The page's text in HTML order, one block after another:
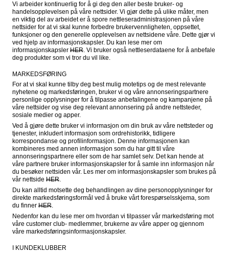
Vi arbeider kontinuerlig for å gi deg den aller beste bruker- og
handelsopplevelsen på våre nettsider. Vi gjør dette på ulike måter, men
en viktig del av arbeidet er å spore nettleseradministrasjonen på våre
nettsider for at vi skal kunne forbedre brukervennligheten, oppsettet,
funksjoner og den generelle opplevelsen av nettsidene våre. Dette gjør vi
ved hjelp av informasjonskapsler. Du kan lese mer om
informasjonskapsler HER. Vi bruker også nettleserdataene for å anbefale
deg produkter som vi tror du vil like.
MARKEDSFØRING
For at vi skal kunne tilby deg best mulig motetips og de mest relevante
nyhetene og markedsføringen, bruker vi og våre annonseringspartnere
personlige opplysninger for å tilpasse anbefalingene og kampanjene på
våre nettsider og vise deg relevant annonsering på andre nettsteder,
sosiale medier og apper.
Ved å gjøre dette bruker vi informasjon om din bruk av våre nettsteder og
tjenester, inkludert informasjon som ordrehistorikk, tidligere
korrespondanse og profilinformasjon. Denne informasjonen kan
kombineres med annen informasjon som du har gitt til våre
annonseringspartnere eller som de har samlet selv. Det kan hende at
våre partnere bruker informasjonskapsler for å samle inn informasjon når
du besøker nettsiden vår. Les mer om informasjonskapsler som brukes på
vår nettside HER.
Du kan alltid motsette deg behandlingen av dine personopplysninger for
direkte markedsføringsformål ved å bruke vårt forespørselsskjema, som
du finner HER.
Nedenfor kan du lese mer om hvordan vi tilpasser vår markedsføring mot
våre customer club- medlemmer, brukerne av våre apper og gjennom
våre markedsføringsinformasjonskapsler.
I KUNDEKLUBBER